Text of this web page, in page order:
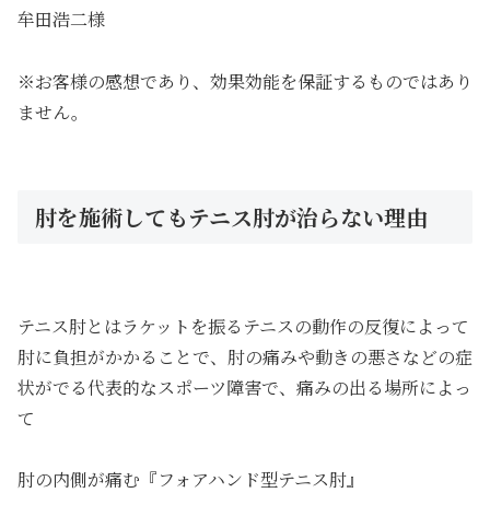
牟田浩二様
※お客様の感想であり、効果効能を保証するものではあり
ません。
肘を施術してもテニス肘が治らない理由
テニス肘とはラケットを振るテニスの動作の反復によって
肘に負担がかかることで、肘の痛みや動きの悪さなどの症
状がでる代表的なスポーツ障害で、痛みの出る場所によっ
て
肘の内側が痛む『フォアハンド型テニス肘』